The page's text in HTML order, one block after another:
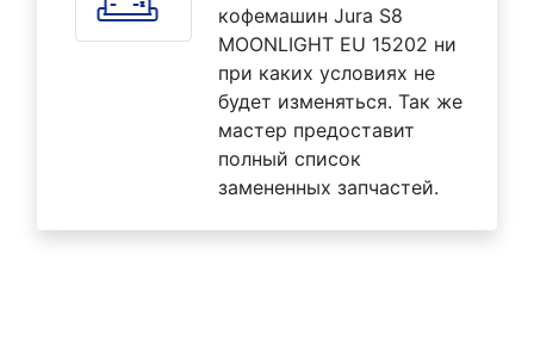
кофемашин Jura S8
MOONLIGHT EU 15202 ни
при каких условиях не
будет изменяться. Так же
мастер предоставит
полный список
замененных запчастей.